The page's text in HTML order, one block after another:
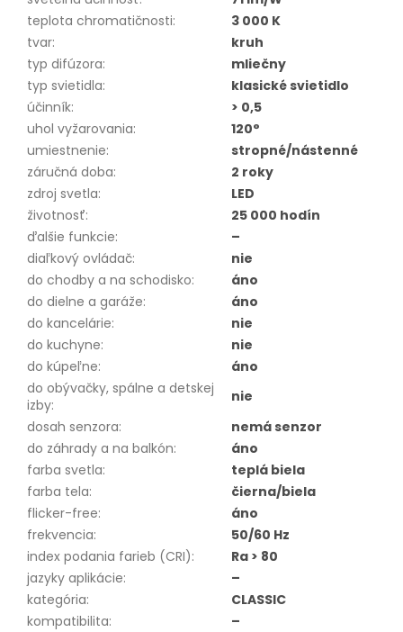
teplota chromatičnosti:
3 000 K
tvar:
kruh
typ difúzora:
mliečny
typ svietidla:
klasické svietidlo
účinník:
> 0,5
uhol vyžarovania:
120°
umiestnenie:
stropné/nástenné
záručná doba:
2 roky
zdroj svetla:
LED
životnosť:
25 000 hodín
ďalšie funkcie:
–
diaľkový ovládač:
nie
do chodby a na schodisko:
áno
do dielne a garáže:
áno
do kancelárie:
nie
do kuchyne:
nie
do kúpeľne:
áno
do obývačky, spálne a detskej
izby:
nie
dosah senzora:
nemá senzor
do záhrady a na balkón:
áno
farba svetla:
teplá biela
farba tela:
čierna/biela
flicker-free:
áno
frekvencia:
50/60 Hz
index podania farieb (CRI):
Ra > 80
jazyky aplikácie:
–
kategória:
CLASSIC
kompatibilita:
–